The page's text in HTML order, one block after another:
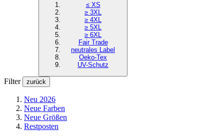
≤ XS
≥ 3XL
≥ 4XL
≥ 5XL
≥ 6XL
Fair Trade
neutrales Label
Oeko-Tex
UV-Schutz
Filter zurück
Neu 2026
Neue Farben
Neue Größen
Restposten